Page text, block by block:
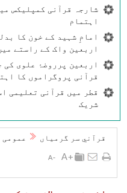
شارجہ قرآنی کمپلیکس
اہتمام
امامِ شہید کے خون کا
اربعین واک کے راستے
اربعین پرروضۂ علوی
قرآنی پروگراموں کا
قطر میں قرآنی تعلیمی
شریک
قرآني سر گرمياں عمومی